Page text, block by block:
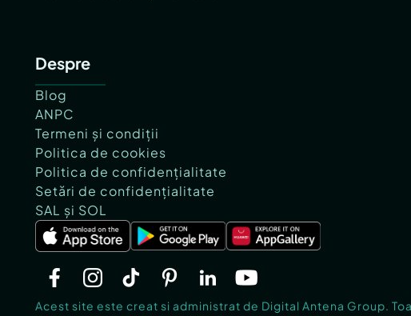
Despre
Blog
ANPC
Termeni și condiții
Politica de cookies
Politica de confidențialitate
Setări de confidențialitate
SAL și SOL
Acest site este creat si administrat de Digital Antena Group.